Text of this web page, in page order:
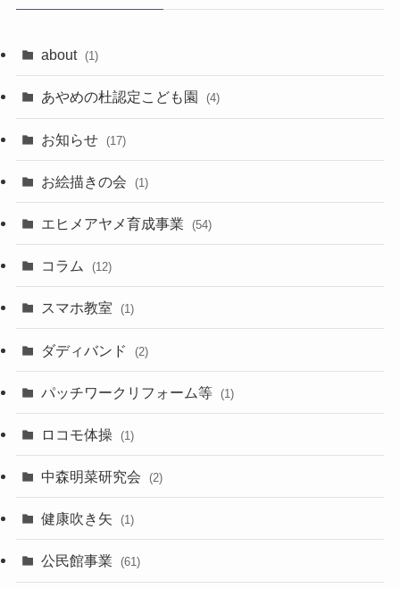
about (1)
あやめの杜認定こども園 (4)
お知らせ (17)
お絵描きの会 (1)
エヒメアヤメ育成事業 (54)
コラム (12)
スマホ教室 (1)
ダディバンド (2)
パッチワークリフォーム等 (1)
ロコモ体操 (1)
中森明菜研究会 (2)
健康吹き矢 (1)
公民館事業 (61)